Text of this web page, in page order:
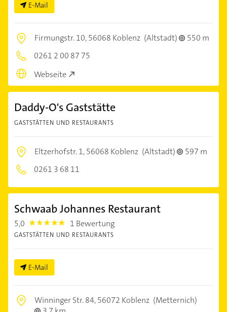
E-Mail
Firmungstr. 10,56068 Koblenz (Altstadt)
550 m
0261 2 00 87 75
Webseite
Daddy-O's Gaststätte
GASTSTÄTTEN UND RESTAURANTS
Eltzerhofstr. 1,56068 Koblenz (Altstadt)
597 m
0261 3 68 11
Schwaab Johannes Restaurant
5,0 5.0 1 Bewertung
GASTSTÄTTEN UND RESTAURANTS
E-Mail
Winninger Str. 84,56072 Koblenz (Metternich)